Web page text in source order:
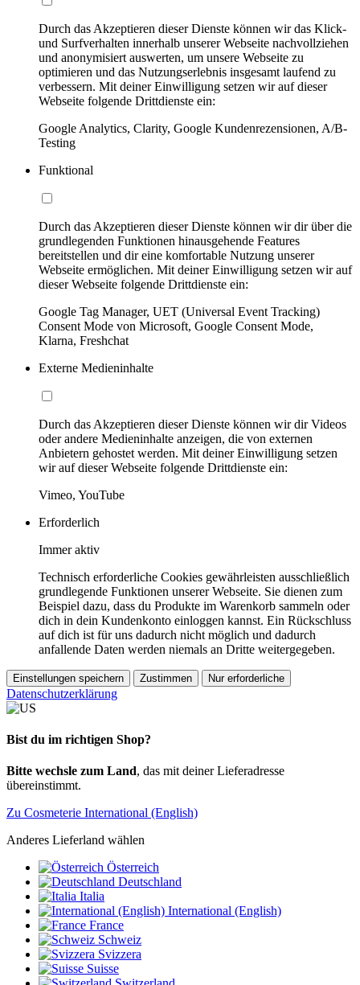
Durch das Akzeptieren dieser Dienste können wir das Klick-
und Surfverhalten innerhalb unserer Webseite nachvollziehen
und anonymisiert auswerten, um unsere Webseite zu
optimieren und das Nutzungserlebnis insgesamt laufend zu
verbessern. Mit deiner Einwilligung setzen wir auf dieser
Webseite folgende Drittdienste ein:
Google Analytics, Clarity, Google Kundenrezensionen, A/B-
Testing
Funktional
Durch das Akzeptieren dieser Dienste können wir dir über die
grundlegenden Funktionen hinausgehende Features
bereitstellen und dir eine komfortable Nutzung unserer
Webseite ermöglichen. Mit deiner Einwilligung setzen wir auf
dieser Webseite folgende Drittdienste ein:
Google Tag Manager, UET (Universal Event Tracking)
Consent Mode von Microsoft, Google Consent Mode,
Klarna, Freshchat
Externe Medieninhalte
Durch das Akzeptieren dieser Dienste können wir dir Videos
oder andere Medieninhalte anzeigen, die von externen
Anbietern gehostet werden. Mit deiner Einwilligung setzen
wir auf dieser Webseite folgende Drittdienste ein:
Vimeo, YouTube
Erforderlich
Immer aktiv
Technisch erforderliche Cookies gewährleisten ausschließlich
grundlegende Funktionen unserer Webseite. Sie dienen zum
Beispiel dazu, dass du Produkte im Warenkorb sammeln oder
dich in dein Kundenkonto einloggen kannst. Ein Rückschluss
auf dich ist für uns dadurch nicht möglich und dadurch
anfallende Daten werden niemals an Dritte weitergegeben.
Einstellungen speichern Zustimmen Nur erforderliche
Datenschutzerklärung
Bist du im richtigen Shop?
Bitte wechsle zum Land, das mit deiner Lieferadresse
übereinstimmt.
Zu Cosmeterie International (English)
Anderes Lieferland wählen
Österreich
Deutschland
Italia
International (English)
France
Schweiz
Svizzera
Suisse